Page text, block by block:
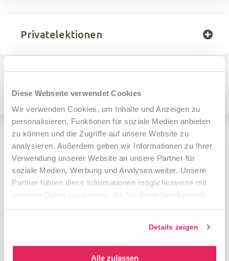
Diese Webseite verwendet Cookies
Wir verwenden Cookies, um Inhalte und Anzeigen zu
personalisieren, Funktionen für soziale Medien anbieten
zu können und die Zugriffe auf unsere Website zu
analysieren. Außerdem geben wir Informationen zu Ihrer
Verwendung unserer Website an unsere Partner für
soziale Medien, Werbung und Analysen weiter. Unsere
Partner führen diese Informationen möglicherweise mit
weiteren Daten zusammen, die Sie ihnen bereitgestellt
Details zeigen
Alle zulassen
Privatelektionen
Abmeldung Kursabonnement
Details
Kurstag: Montag
Kursleitung:Igli Mezini